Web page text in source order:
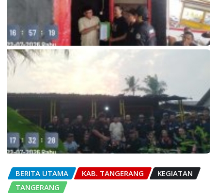
BERITA UTAMA KAB. TANGERANG
KEGIATAN
TANGERANG